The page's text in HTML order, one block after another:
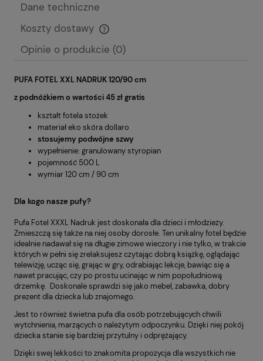
Dane techniczne
Koszty dostawy
Cena nie zawiera ewentualnych kosztów płatności
Opinie o produkcie (0)
PUFA FOTEL XXL NADRUK 120/90 cm
z podnóżkiem o wartości 45 zł gratis
kształt fotela stożek
materiał eko skóra dollaro
stosujemy podwójne szwy
wypełnienie: granulowany styropian
pojemność 500 L
wymiar 120 cm / 90 cm
Dla kogo nasze pufy?
Pufa Fotel XXXL Nadruk jest doskonała dla dzieci i młodzieży.
Zmieszczą się także na niej osoby dorosłe. Ten unikalny fotel będzie
idealnie nadawał się na długie zimowe wieczory i nie tylko, w trakcie
których w pełni się zrelaksujesz czytając dobrą książkę, oglądając
telewizję, ucząc się, grając w gry, odrabiając lekcje, bawiąc się a
nawet pracując, czy po prostu ucinając w nim popołudniową
drzemkę. Doskonale sprawdzi się jako mebel, zabawka, dobry
prezent dla dziecka lub znajomego.
Jest to również świetna pufa dla osób potrzebujących chwili
wytchnienia, marzących o należytym odpoczynku. Dzięki niej pokój
dziecka stanie się bardziej przytulny i odprężający.
Dzięki swej lekkości to znakomita propozycja dla wszystkich nie